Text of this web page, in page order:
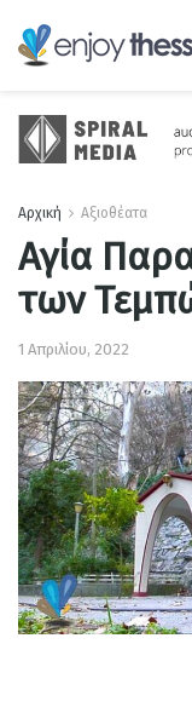
Αρχική Αξιοθέατα
Αγία
των
1 Απριλίου, 2022